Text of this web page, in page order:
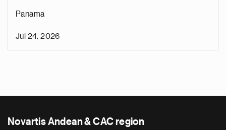
Panama
Jul 24, 2026
Novartis Andean & CAC region